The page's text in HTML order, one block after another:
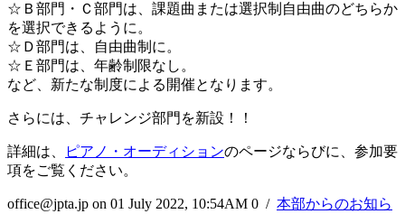
☆Ｂ部門・Ｃ部門は、課題曲または選択制自由曲のどちらか
を選択できるように。
☆Ｄ部門は、自由曲制に。
☆Ｅ部門は、年齢制限なし。
など、新たな制度による開催となります。
さらには、チャレンジ部門を新設！！
詳細は、 ピアノ・オーディションのページならびに、参加要
項をご覧ください。
office@jpta.jp on 01 July 2022, 10:54AM 0 / 本部からのお知ら